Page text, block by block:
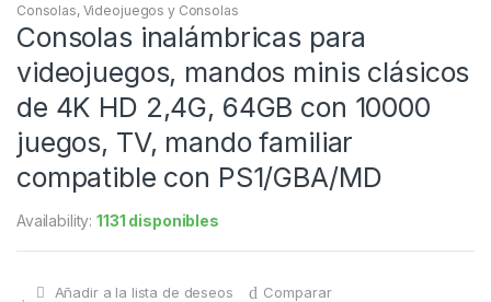
Consolas, Videojuegos y Consolas
Consolas inalámbricas para
videojuegos, mandos minis clásicos
de 4K HD 2,4G, 64GB con 10000
juegos, TV, mando familiar
compatible con PS1/GBA/MD
Availability:1131 disponibles
Añadir a la lista de deseos Comparar